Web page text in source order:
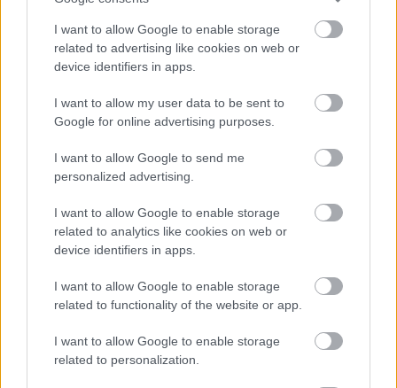
I want to allow Google to enable storage
related to advertising like cookies on web or
device identifiers in apps.
I want to allow my user data to be sent to
Google for online advertising purposes.
I want to allow Google to send me
personalized advertising.
I want to allow Google to enable storage
related to analytics like cookies on web or
device identifiers in apps.
I want to allow Google to enable storage
related to functionality of the website or app.
I want to allow Google to enable storage
related to personalization.
Δείτε το τρέιλερ: